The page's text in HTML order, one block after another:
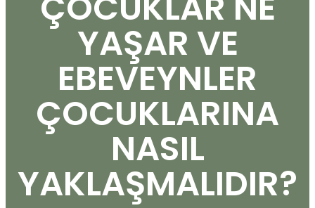
YAŞAR VE
EBEVEYNLER
ÇOCUKLARINA
NASIL
YAKLAŞMALIDIR?